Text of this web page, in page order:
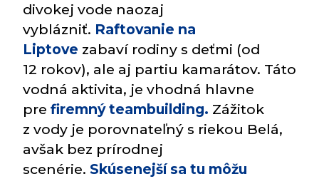
divokej vode naozaj
vyblázniť. Raftovanie na
Liptove zabaví rodiny s deťmi (od
12 rokov), ale aj partiu kamarátov. Táto
vodná aktivita, je vhodná hlavne
pre firemný teambuilding. Zážitok
z vody je porovnateľný s riekou Belá,
avšak bez prírodnej
scenérie. Skúsenejší sa tu môžu